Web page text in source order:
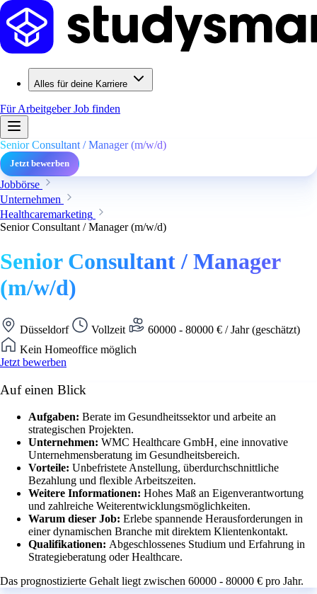
Alles für deine Karriere
Für ArbeitgeberJob finden
Senior Consultant / Manager (m/w/d)
Jetzt bewerben
Jobbörse
Unternehmen
Healthcaremarketing
Senior Consultant / Manager (m/w/d)
Senior Consultant / Manager
(m/w/d)
Düsseldorf Vollzeit
60000 - 80000 € / Jahr (geschätzt)
Kein Homeoffice möglich
Jetzt bewerben
Auf einen Blick
Aufgaben: Berate im Gesundheitssektor und arbeite an
strategischen Projekten.
Unternehmen: WMC Healthcare GmbH, eine innovative
Unternehmensberatung im Gesundheitsbereich.
Vorteile: Unbefristete Anstellung, überdurchschnittliche
Bezahlung und flexible Arbeitszeiten.
Weitere Informationen: Hohes Maß an Eigenverantwortung
und zahlreiche Weiterentwicklungsmöglichkeiten.
Warum dieser Job: Erlebe spannende Herausforderungen in
einer dynamischen Branche mit direktem Klientenkontakt.
Qualifikationen: Abgeschlossenes Studium und Erfahrung in
Strategieberatung oder Healthcare.
Das prognostizierte Gehalt liegt zwischen 60000 - 80000 € pro Jahr.